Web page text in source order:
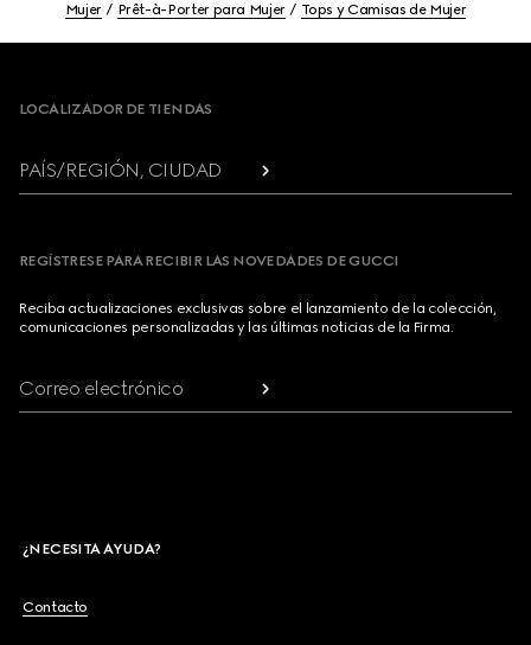
Mujer Prêt-à-Porter para Mujer Tops y Camisas de Mujer
LOCALIZADOR DE TIENDAS
PAÍS/REGIÓN, CIUDAD
REGÍSTRESE PARA RECIBIR LAS NOVEDADES DE GUCCI
Reciba actualizaciones exclusivas sobre el lanzamiento de la colección,
comunicaciones personalizadas y las últimas noticias de la Firma.
Correo electrónico
¿NECESITA AYUDA?
Contacto